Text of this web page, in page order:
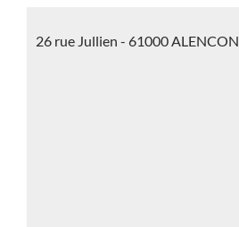
26 rue Jullien - 61000 ALENCON